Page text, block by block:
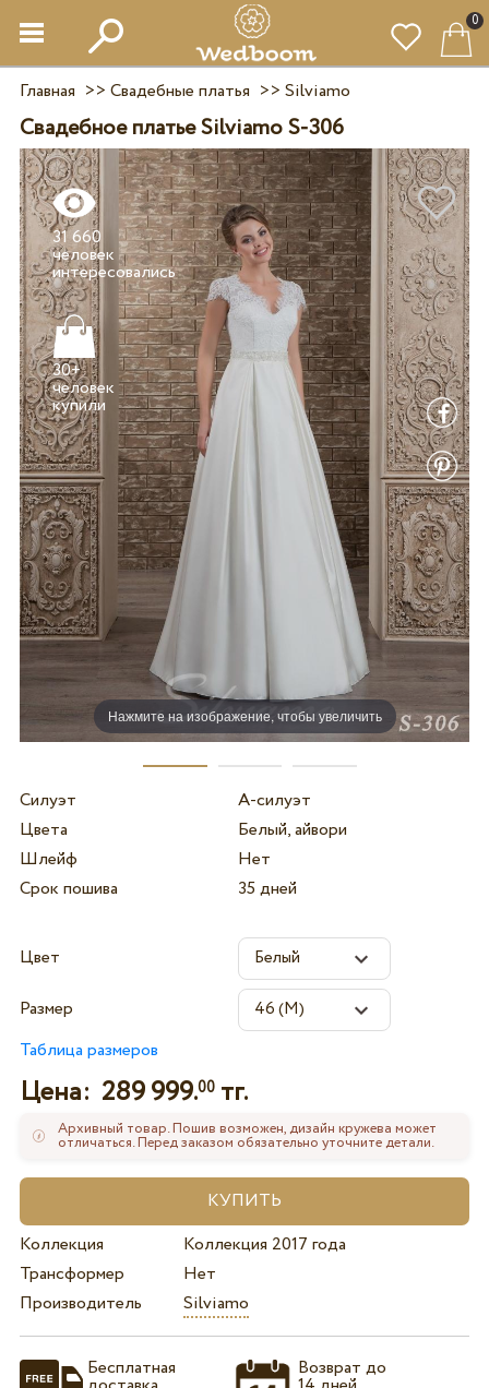
0
Главная >> Свадебные платья >> Silviamo
Свадебное платье Silviamo S-306
Нажмите на изображение, чтобы увеличить
31 660
человек
интересовались
30+
человек
Силуэт
А-силуэт
Цвета
Белый, айвори
Шлейф
Нет
Срок пошива
35 дней
Цвет
Размер
Таблица размеров
Цена: 289 999.00тг.
Архивный товар. Пошив возможен, дизайн кружева может
отличаться. Перед заказом обязательно уточните детали.
Коллекция
Коллекция 2017 года
Трансформер
Нет
Производитель
Silviamo
Бесплатная Возврат до